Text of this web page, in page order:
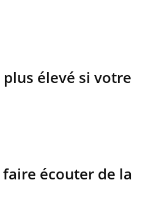
élevé si votre
écouter de la
France
attire
?
plus sur
que se